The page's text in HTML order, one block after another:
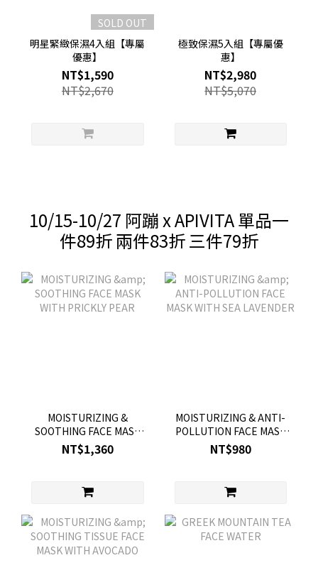
SOLD OUT
明星緊緻保濕4入組【專屬
優惠】
NT$1,590
NT$2,670
極致保濕5入組【專屬優
惠】
NT$2,980
NT$5,070
10/15-10/27 阿蹦 x APIVITA 單品一
件89折 兩件83折 三件79折
MOISTURIZING &
SOOTHING FACE MASK
WITH PRICKLY PEAR
NT$1,360
MOISTURIZING & ANTI-
POLLUTION FACE MASK
WITH SEA LAVENDER
NT$980